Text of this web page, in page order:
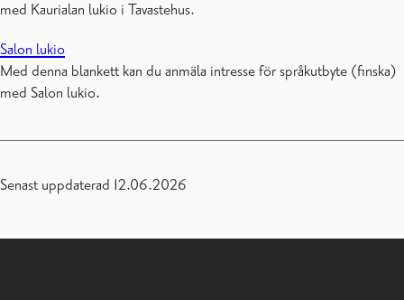
med Kaurialan lukio i Tavastehus.
Salon lukio
Med denna blankett kan du anmäla intresse för språkutbyte (finska)
med Salon lukio.
Senast uppdaterad 12.06.2026